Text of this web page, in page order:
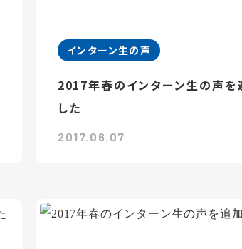
インターン生の声
2017年春のインターン生の声を
した
2017.06.07